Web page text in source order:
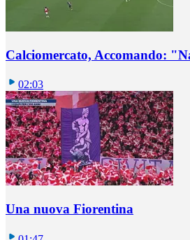
Calciomercato, Accomando:
02:03
Una nuova Fiorentina